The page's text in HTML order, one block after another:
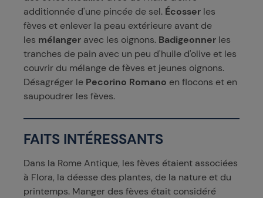
additionnée d'une pincée de sel. Écosser les
fèves et enlever la peau extérieure avant de
les mélanger avec les oignons. Badigeonner les
tranches de pain avec un peu d'huile d'olive et les
couvrir du mélange de fèves et jeunes oignons.
Désagréger le Pecorino Romano en flocons et en
saupoudrer les fèves.
FAITS INTÉRESSANTS
Dans la Rome Antique, les fèves étaient associées
à Flora, la déesse des plantes, de la nature et du
printemps. Manger des fèves était considéré